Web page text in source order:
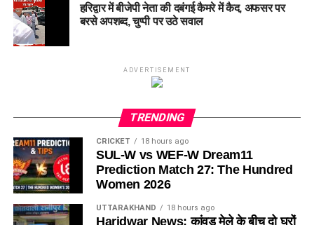
हरिद्वार में बीजेपी नेता की दबंगई कैमरे में कैद, अफसर पर
बरसे अपशब्द, चुप्पी पर उठे सवाल
ADVERTISEMENT
TRENDING
CRICKET 18 hours ago
SUL-W vs WEF-W Dream11
Prediction Match 27: The Hundred
Women 2026
UTTARAKHAND 18 hours ago
Haridwar News: कांवड़ मेले के बीच दो घरों